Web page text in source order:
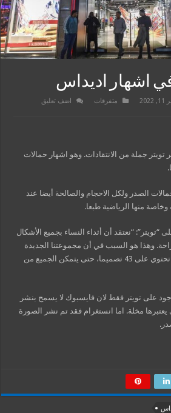
اشهار اديداس
متفرقات
اضف تعليق
تويتر جملة من الانتقادات. وهو اشهار حمالات
الصدر ولكل الاحجام والصالحة أيضا عند
منها الرياضية طبعا.
“نعتقد أن أثداء النساء بجميع الأشكال
وهذا هو السبب في أن مجموعتنا الجديدة
من حمالات الصدر الرياضية تحتوي على 43 تصميما، حتى يتمكن الجميع من
على تويتر فقط لان فايسبوك لا يسمح بنشر
يعتبرها مخلة. اما انستغرام فقد تم نشر الصورة